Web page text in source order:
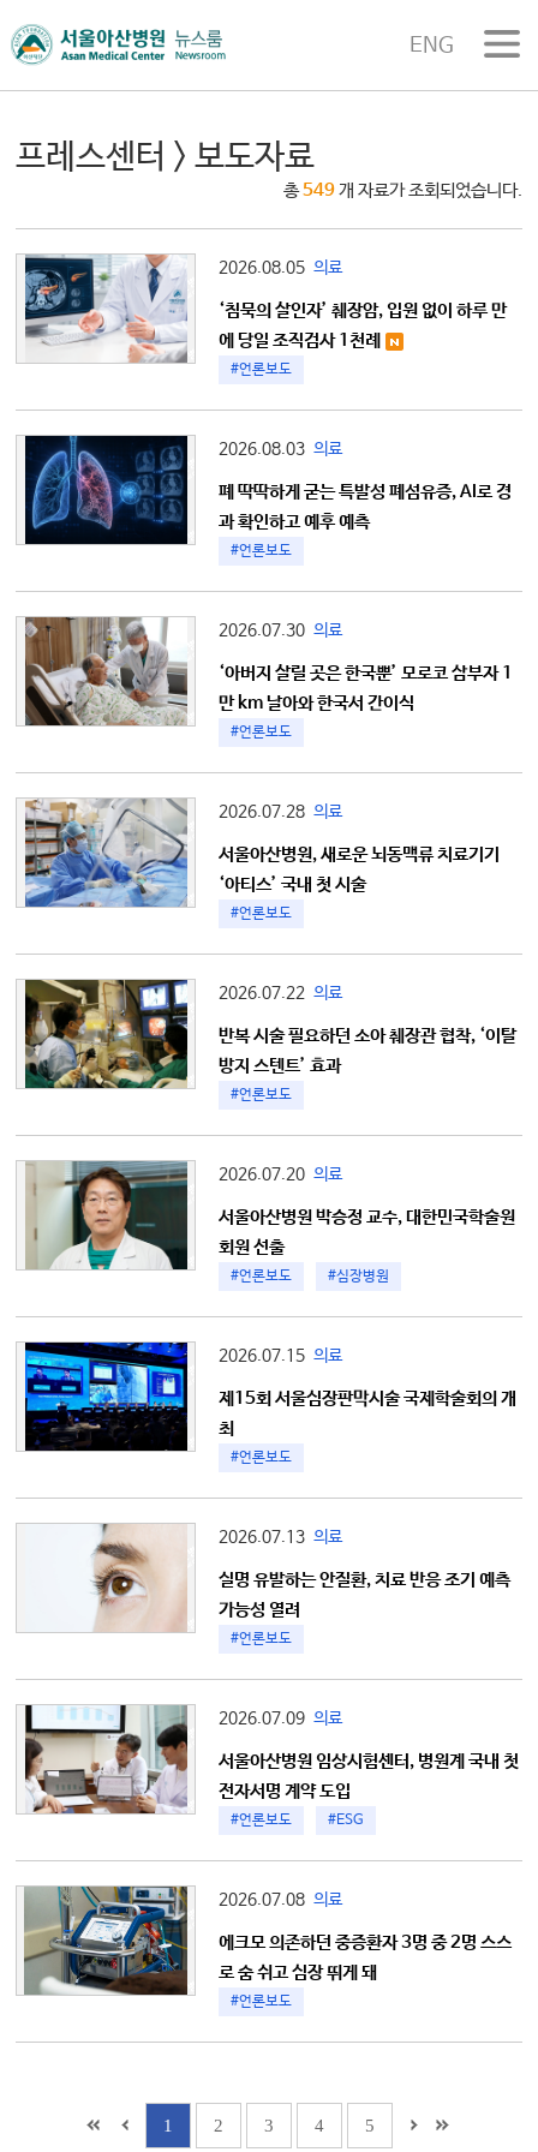
ENG
프레스센터 > 보도자료
총549개 자료가 조회되었습니다.
2026.08.05 의료
‘침묵의 살인자’ 췌장암, 입원 없이 하루 만
에 당일 조직검사 1천례
#언론보도
2026.08.03 의료
폐 딱딱하게 굳는 특발성 폐섬유증, AI로 경
과 확인하고 예후 예측
#언론보도
2026.07.30 의료
‘아버지 살릴 곳은 한국뿐’ 모로코 삼부자 1
만 km 날아와 한국서 간이식
#언론보도
2026.07.28 의료
서울아산병원, 새로운 뇌동맥류 치료기기
‘아티스’ 국내 첫 시술
#언론보도
2026.07.22 의료
반복 시술 필요하던 소아 췌장관 협착, ‘이탈
방지 스텐트’ 효과
#언론보도
2026.07.20 의료
서울아산병원 박승정 교수, 대한민국학술원
회원 선출
#언론보도 #심장병원
2026.07.15 의료
제15회 서울심장판막시술 국제학술회의 개
최
#언론보도
2026.07.13 의료
실명 유발하는 안질환, 치료 반응 조기 예측
가능성 열려
#언론보도
2026.07.09 의료
서울아산병원 임상시험센터, 병원계 국내 첫
전자서명 계약 도입
#언론보도 #ESG
2026.07.08 의료
에크모 의존하던 중증환자 3명 중 2명 스스
로 숨 쉬고 심장 뛰게 돼
#언론보도
1 2 3 4 5